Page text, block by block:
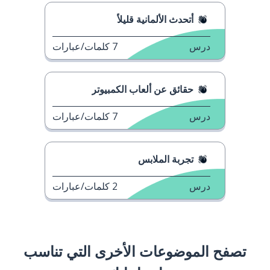
أتحدث الألمانية قليلاً
درس 7 كلمات/عبارات
حقائق عن ألعاب الكمبيوتر
درس 7 كلمات/عبارات
تجربة الملابس
درس 2 كلمات/عبارات
تصفح الموضوعات الأخرى التي تناسب